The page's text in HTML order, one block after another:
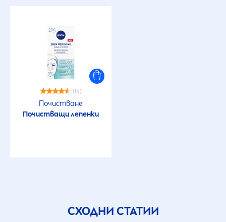
(14)
Почистване
Почистващи лепенки
СХОДНИ СТАТИИ